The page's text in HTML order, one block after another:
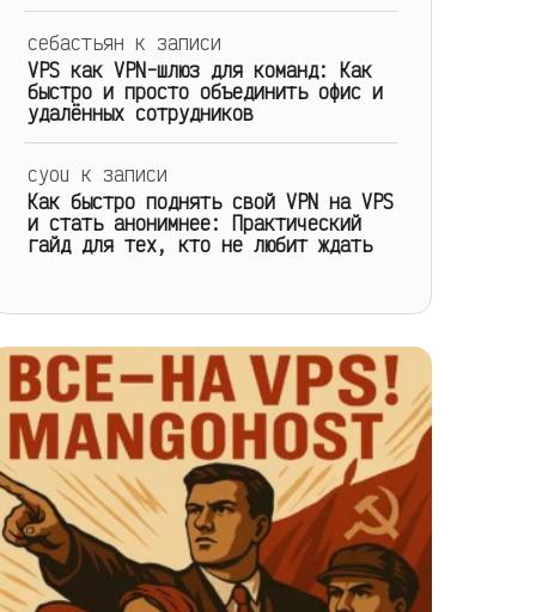
себастьян к записи
VPS как VPN-шлюз для команд: Как
быстро и просто объединить офис и
удалённых сотрудников
cyou к записи
Как быстро поднять свой VPN на VPS
и стать анонимнее: Практический
гайд для тех, кто не любит ждать